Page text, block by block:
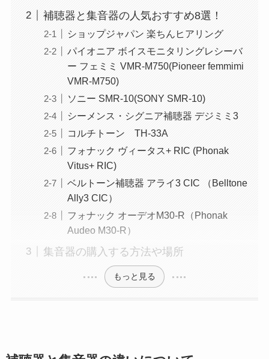
補聴器と集音器の人気おすすめ8選！
ショップジャパン 楽ちんヒアリング
パイオニア ボイスモニタリングレシーバ
ー フェミミ VMR-M750(Pioneer femmimi
VMR-M750)
ソニー SMR-10(SONY SMR-10)
シーメンス・シグニア補聴器 デジミミ3
コルチトーン TH-33A
フォナック ヴィータス+ RIC (Phonak
Vitus+ RIC)
ベルトーン補聴器 アライ3 CIC （Belltone
Ally3 CIC）
フォナック オーデオM30-R（Phonak
Audeo M30-R）
集音器の購入する方法や場所
もっと見る